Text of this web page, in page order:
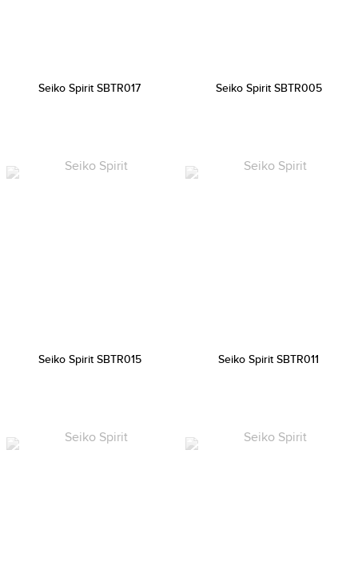
Seiko Spirit SBTR017 Seiko Spirit SBTR005
Seiko Spirit SBTR015 Seiko Spirit SBTR011